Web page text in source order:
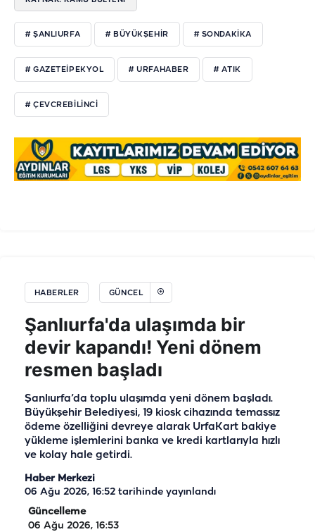
# ŞANLIURFA # BÜYÜKŞEHIR # SONDAKIKA
# GAZETEIPEKYOL # URFAHABER # ATIK
# ÇEVCREBILINCI
HABERLER GÜNCEL
Şanlıurfa'da ulaşımda bir
devir kapandı! Yeni dönem
resmen başladı
Şanlıurfa’da toplu ulaşımda yeni dönem başladı.
Büyükşehir Belediyesi, 19 kiosk cihazında temassız
ödeme özelliğini devreye alarak UrfaKart bakiye
yükleme işlemlerini banka ve kredi kartlarıyla hızlı
ve kolay hale getirdi.
Haber Merkezi
06 Ağu 2026, 16:52 tarihinde yayınlandı
Güncelleme
06 Ağu 2026, 16:53